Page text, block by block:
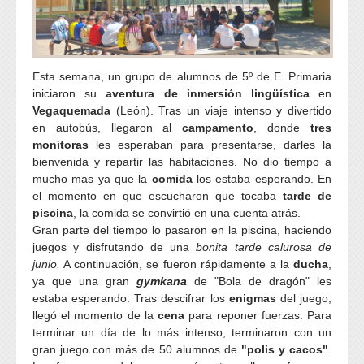
Galería de Fotos
Vídeos
Etapas
Metodologías activas
Educación Infantil
Educación Primaria
Educación Secundaria
Becas y ayudas
Horarios de atención
Libros de Texto
Admisiones
Matriculación
Protección de Datos
Bolsa de empleo
PASTORAL
Actividades
Qué es la pastoral
Nuestra fundadora
Programación
Blog Huellas Online
Tucupido
AMPA
¿Quiénes somos?
Actividades
Colaboradores AMPA
Noticias AMPA
Blog AMPA
Contacto
MAPA WEB
Esta semana, un grupo de alumnos de 5º de E. Primaria
iniciaron suaventura de inmersión lingüísticaen
Vegaquemada (León). Tras un viaje intenso y divertido
en autobús, llegaron alcampamento , dondetres
monitoras les esperaban para presentarse, darles la
bienvenida y repartir las habitaciones. No dio tiempo a
mucho mas ya que la comida los estaba esperando. En
el momento en que escucharon que tocaba tarde de
piscina , la comida se convirtió en una cuenta atrás.
Gran parte del tiempo lo pasaron en la piscina, haciendo
juegos y disfrutando de una bonita tarde calurosa de
junio. A continuación, se fueron rápidamente a la ducha
ya que una gran gymkana
de "Bola de dragón" les
estaba esperando. Tras descifrar los enigmas del juego,
llegó el momento de lacena para reponer fuerzas. Para
terminar un día de lo más intenso, terminaron con un
gran juego con más de 50 alumnos de "polis y cacos"